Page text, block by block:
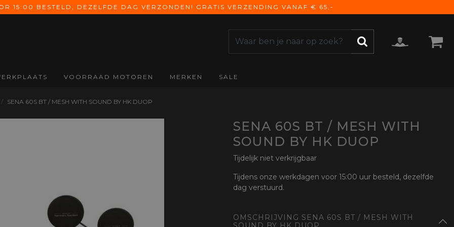
15:00 BESTELD, DEZELFDE DAG VERZONDEN! GRATIS VERZENDING VANAF € 65,-
Koffers
LAARZEN
Alle Schoenen &
Zomer
Kinder
Navigatie
Onderhoud
Communicatie
Bagage
Diversen
Elektra
Onderdelen
VOORRAAD MOTOREN MERKEN SALE
SENA 60S BT / MESH WITH SOUND BY HK DUOP
SENA 60S BT / MESH WITH
SOUND BY HK DUOP
Tijdelijk niet verkrijgbaar
Tijdens onze werkdagen voor 15:00 uur besteld, dezelfde
dag verstuurd.
OMSCHRIJVING SENA 60S BT / MESH WITH